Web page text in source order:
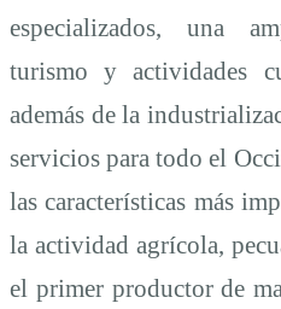
especializados, una
turismo y actividades
además de la
servicios para todo el
las características más
la actividad agrícola,
el primer productor de